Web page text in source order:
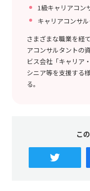
1級キャリアコン
キャリアコンサ
さまざまな職業を経
アコンサルタントの
ビス会社「キャリア
シニア等を支援する
る。
こ